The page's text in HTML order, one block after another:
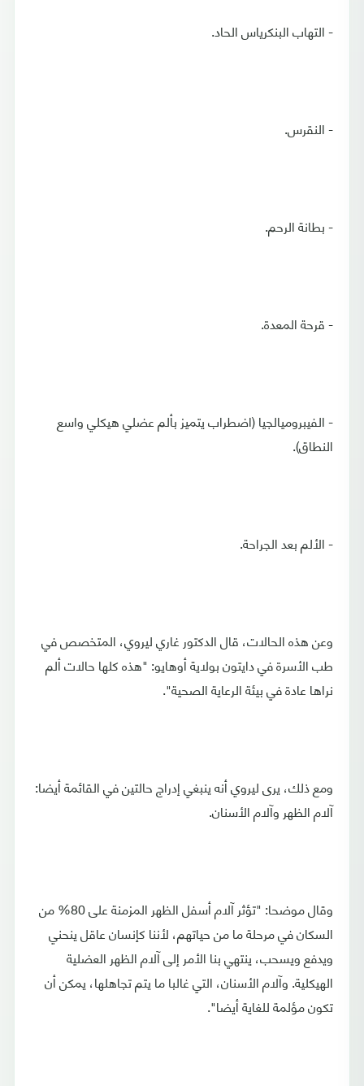
- التهاب البنكرياس الحاد.
- النقرس.
- بطانة الرحم.
- قرحة المعدة.
- الفيبروميالجيا (اضطراب يتميز بألم عضلي هيكلي واسع
النطاق).
- الألم بعد الجراحة.
وعن هذه الحالات، قال الدكتور غاري ليروي، المتخصص في
طب الأسرة في دايتون بولاية أوهايو: "هذه كلها حالات ألم
نراها عادة في بيئة الرعاية الصحية".
ومع ذلك، يرى ليروي أنه ينبغي إدراج حالتين في القائمة أيضا:
آلام الظهر وآلام الأسنان.
وقال موضحا: "تؤثر آلام أسفل الظهر المزمنة على 80% من
السكان في مرحلة ما من حياتهم، لأننا كإنسان عاقل ينحني
ويدفع ويسحب، ينتهي بنا الأمر إلى آلام الظهر العضلية
الهيكلية. وآلام الأسنان، التي غالبا ما يتم تجاهلها، يمكن أن
تكون مؤلمة للغاية أيضا".